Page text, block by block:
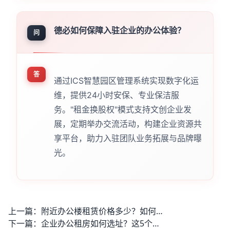
问 德必如何保障入驻企业的办公体验？
答
通过ICS智慧园区管理系统实现数字化运
维，提供24小时安保、专业保洁服
务。"租金换股权"模式支持文创企业发
展，定期举办交流活动，构建企业资源共
享平台，助力入驻团队业务拓展与品牌曝
光。
上一篇：
附近办公楼租赁价格多少？如何找到性价比高的办公空间？
下一篇：
企业办公租房如何选址？这5个关键因素帮你找到理想办公空间